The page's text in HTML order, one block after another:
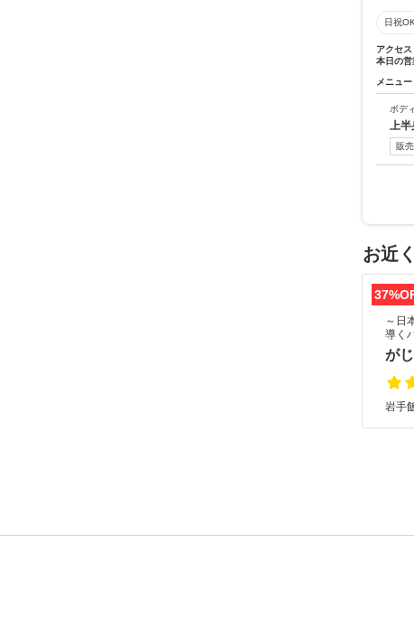
日祝OK
アクセス
本日の営
メニュー
ボデ
上半
販
お近
～日
導く
が
岩手